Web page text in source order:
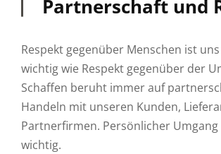
Partnerschaft und
Respekt gegenüber Menschen ist
wichtig wie Respekt gegenüber der
Schaffen beruht immer auf
Handeln mit unseren Kunden,
Partnerfirmen. Persönlicher
wichtig.